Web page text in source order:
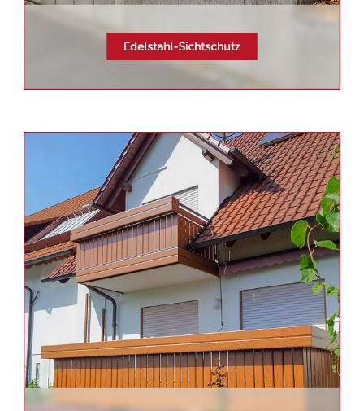
Siehe auch Balkonsanierung
Bretten -
Schmid & Jakobs:
✓Edelstahl Terrassendach,
Balkongeländer, Aluminium
Geländerbau, Sichtschutz